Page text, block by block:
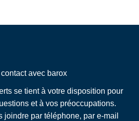
contact avec barox
se tient à votre disposition pour
et à vos préoccupations.
joindre par téléphone, par e-mail